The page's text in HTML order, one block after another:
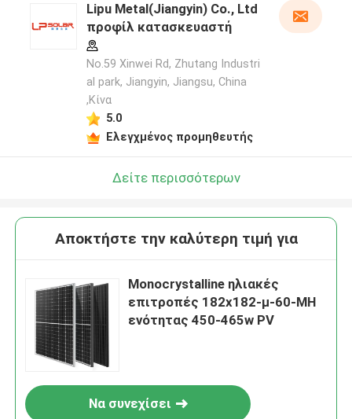
Lipu Metal(Jiangyin) Co., Ltd
προφίλ κατασκευαστή
No.59 Xinwei Rd, Zhutang Industri
al park, Jiangyin, Jiangsu, China
,Κίνα
5.0
Ελεγχμένος προμηθευτής
Δείτε περισσότερων
Αποκτήστε την καλύτερη τιμή για
Monocrystalline ηλιακές
επιτροπές 182x182-μ-60-MH
ενότητας 450-465w PV
Να συνεχίσει